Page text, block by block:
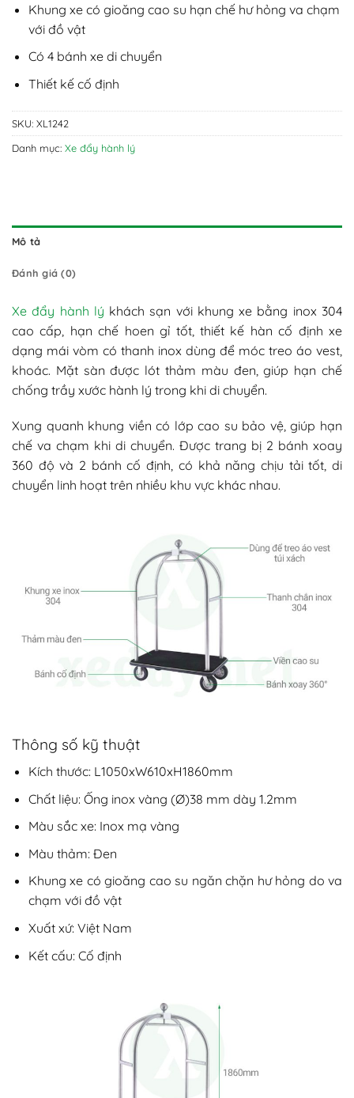
Khung xe có gioăng cao su hạn chế hư hỏng va chạm
với đồ vật
Có 4 bánh xe di chuyển
Thiết kế cố định
SKU: XL1242
Danh mục: Xe đẩy hành lý
Mô tả
Đánh giá (0)
Xe đẩy hành lý khách sạn với khung xe bằng inox 304
cao cấp, hạn chế hoen gỉ tốt, thiết kế hàn cố định xe
dạng mái vòm có thanh inox dùng để móc treo áo vest,
khoác. Mặt sàn được lót thảm màu đen, giúp hạn chế
chống trầy xước hành lý trong khi di chuyển.
Xung quanh khung viền có lớp cao su bảo vệ, giúp hạn
chế va chạm khi di chuyển. Được trang bị 2 bánh xoay
360 độ và 2 bánh cố định, có khả năng chịu tải tốt, di
chuyển linh hoạt trên nhiều khu vực khác nhau.
Thông số kỹ thuật
Kích thước: L1050xW610xH1860mm
Chất liệu: Ống inox vàng (Ø)38 mm dày 1.2mm
Màu sắc xe: Inox mạ vàng
Màu thảm: Đen
Khung xe có gioăng cao su ngăn chặn hư hỏng do va
chạm với đồ vật
Xuất xứ: Việt Nam
Kết cấu: Cố định